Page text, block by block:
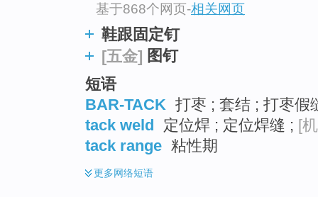
基于868个网页-相关网页
鞋跟固定钉
[五金] 图钉
短语
BAR-TACK 打枣 ; 套结 ; 打枣假
tack weld 定位焊 ; 定位焊缝 ; [
tack range 粘性期
更多网络短语